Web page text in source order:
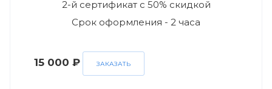
2-й сертификат с 50% скидкой
Срок оформления - 2 часа
15 000 ₽ ЗАКАЗАТЬ